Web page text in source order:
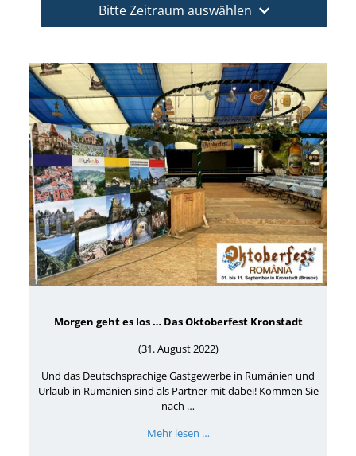
Bitte Zeitraum auswählen
Morgen geht es los … Das Oktoberfest Kronstadt
(31. August 2022)
Und das Deutschsprachige Gastgewerbe in Rumänien und
Urlaub in Rumänien sind als Partner mit dabei! Kommen Sie
nach …
Mehr lesen …